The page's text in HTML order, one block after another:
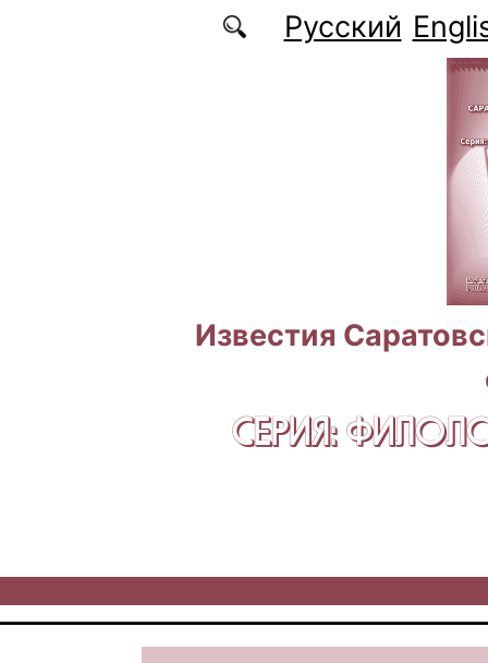
Перейти к основному содержаниюРусский
Известия
СЕРИЯ: